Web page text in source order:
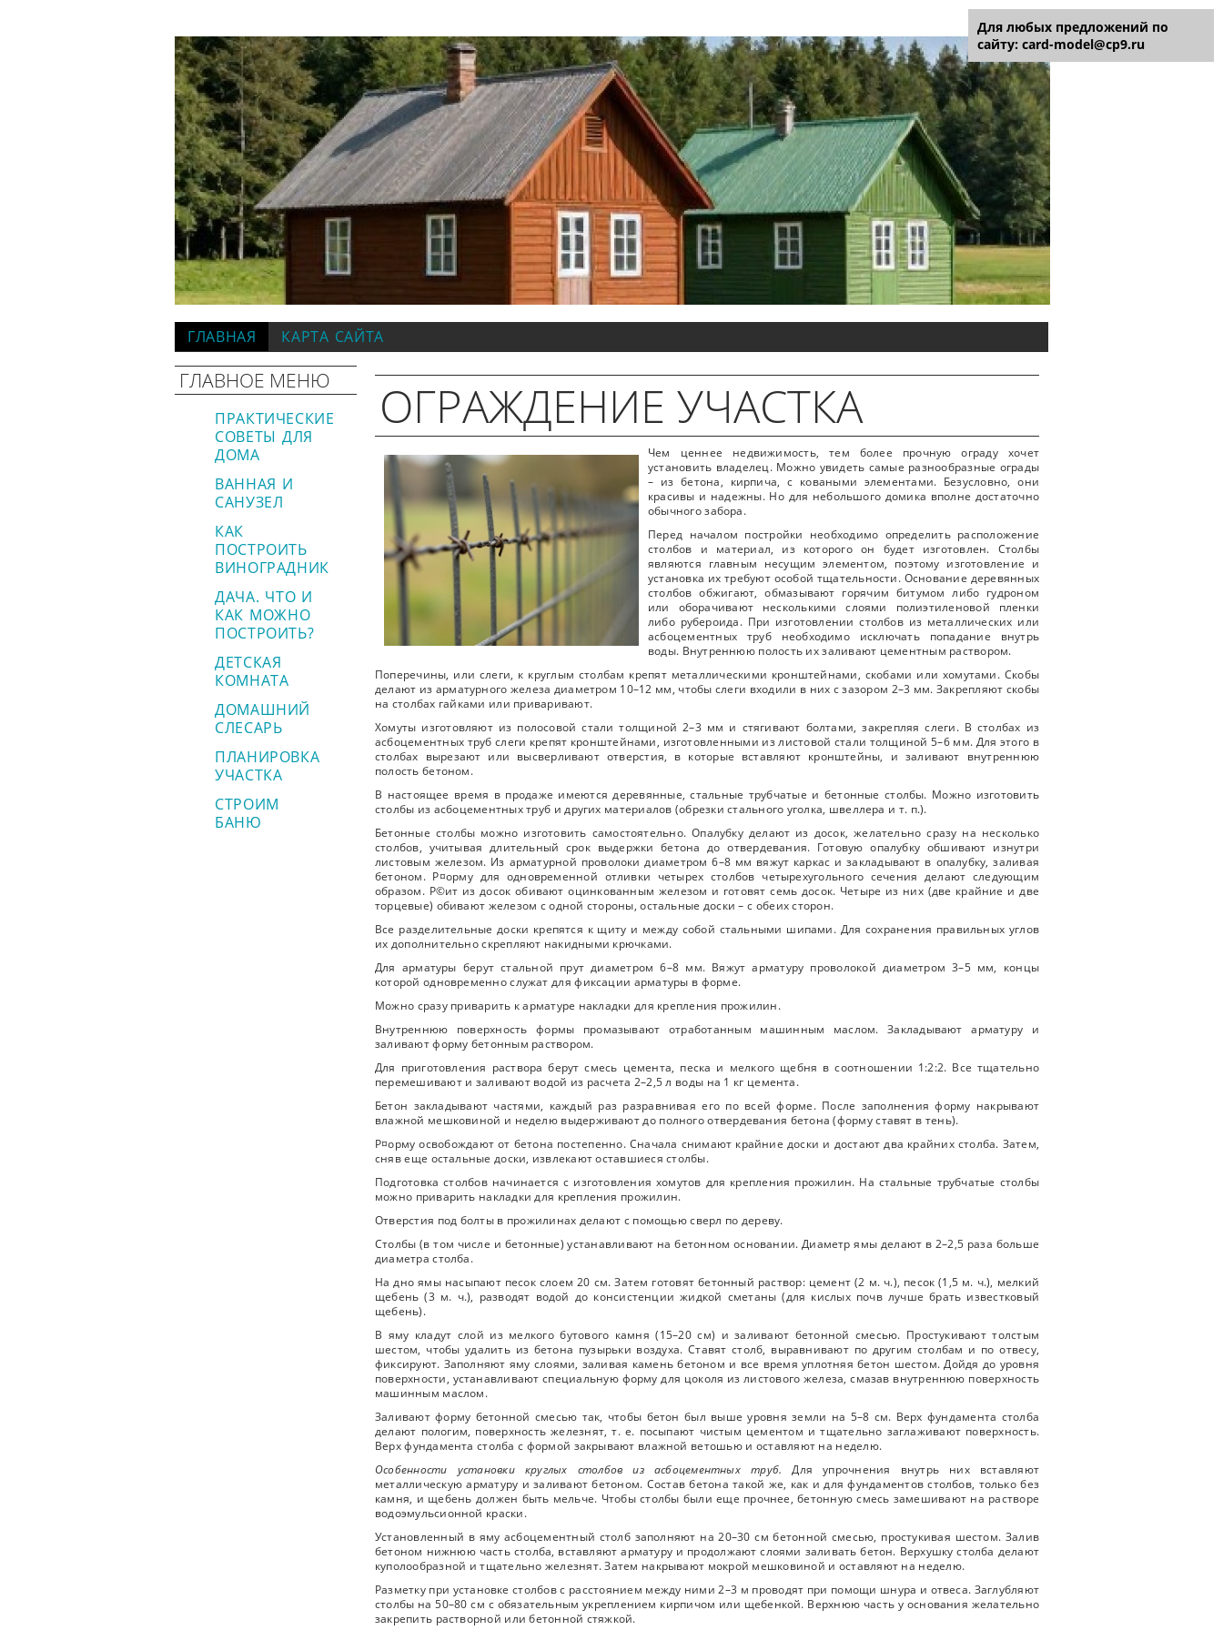
ГЛАВНАЯ КАРТА САЙТА
ГЛАВНОЕ МЕНЮ
ПРАКТИЧЕСКИЕ
СОВЕТЫ ДЛЯ
ДОМА
ВАННАЯ И
САНУЗЕЛ
КАК
ПОСТРОИТЬ
ВИНОГРАДНИК
ДАЧА. ЧТО И
КАК МОЖНО
ПОСТРОИТЬ?
ДЕТСКАЯ
КОМНАТА
ДОМАШНИЙ
СЛЕСАРЬ
ПЛАНИРОВКА
УЧАСТКА
СТРОИМ
БАНЮ
ОГРАЖДЕНИЕ УЧАСТКА
Чем ценнее недвижимость, тем более прочную ограду хочет
установить владелец. Можно увидеть самые разнообразные ограды
– из бетона, кирпича, с коваными элементами. Безусловно, они
красивы и надежны. Но для небольшого домика вполне достаточно
обычного забора.
Перед началом постройки необходимо определить расположение
столбов и материал, из которого он будет изготовлен. Столбы
являются главным несущим элементом, поэтому изготовление и
установка их требуют особой тщательности. Основание деревянных
столбов обжигают, обмазывают горячим битумом либо гудроном
или оборачивают несколькими слоями полиэтиленовой пленки
либо рубероида. При изготовлении столбов из металлических или
асбоцементных труб необходимо исключать попадание внутрь
воды. Внутреннюю полость их заливают цементным раствором.
Поперечины, или слеги, к круглым столбам крепят металлическими кронштейнами, скобами или хомутами. Скобы
делают из арматурного железа диаметром 10–12 мм, чтобы слеги входили в них с зазором 2–3 мм. Закрепляют скобы
на столбах гайками или приваривают.
Хомуты изготовляют из полосовой стали толщиной 2–3 мм и стягивают болтами, закрепляя слеги. В столбах из
асбоцементных труб слеги крепят кронштейнами, изготовленными из листовой стали толщиной 5–6 мм. Для этого в
столбах вырезают или высверливают отверстия, в которые вставляют кронштейны, и заливают внутреннюю
полость бетоном.
В настоящее время в продаже имеются деревянные, стальные трубчатые и бетонные столбы. Можно изготовить
столбы из асбоцементных труб и других материалов (обрезки стального уголка, швеллера и т. п.).
Бетонные столбы можно изготовить самостоятельно. Опалубку делают из досок, желательно сразу на несколько
столбов, учитывая длительный срок выдержки бетона до отвердевания. Готовую опалубку обшивают изнутри
листовым железом. Из арматурной проволоки диаметром 6–8 мм вяжут каркас и закладывают в опалубку, заливая
бетоном. Р¤орму для одновременной отливки четырех столбов четырехугольного сечения делают следующим
образом. Р©ит из досок обивают оцинкованным железом и готовят семь досок. Четыре из них (две крайние и две
торцевые) обивают железом с одной стороны, остальные доски – с обеих сторон.
Все разделительные доски крепятся к щиту и между собой стальными шипами. Для сохранения правильных углов
их дополнительно скрепляют накидными крючками.
Для арматуры берут стальной прут диаметром 6–8 мм. Вяжут арматуру проволокой диаметром 3–5 мм, концы
которой одновременно служат для фиксации арматуры в форме.
Можно сразу приварить к арматуре накладки для крепления прожилин.
Внутреннюю поверхность формы промазывают отработанным машинным маслом. Закладывают арматуру и
заливают форму бетонным раствором.
Для приготовления раствора берут смесь цемента, песка и мелкого щебня в соотношении 1:2:2. Все тщательно
перемешивают и заливают водой из расчета 2–2,5 л воды на 1 кг цемента.
Бетон закладывают частями, каждый раз разравнивая его по всей форме. После заполнения форму накрывают
влажной мешковиной и неделю выдерживают до полного отвердевания бетона (форму ставят в тень).
Р¤орму освобождают от бетона постепенно. Сначала снимают крайние доски и достают два крайних столба. Затем,
сняв еще остальные доски, извлекают оставшиеся столбы.
Подготовка столбов начинается с изготовления хомутов для крепления прожилин. На стальные трубчатые столбы
можно приварить накладки для крепления прожилин.
Отверстия под болты в прожилинах делают с помощью сверл по дереву.
Столбы (в том числе и бетонные) устанавливают на бетонном основании. Диаметр ямы делают в 2–2,5 раза больше
диаметра столба.
На дно ямы насыпают песок слоем 20 см. Затем готовят бетонный раствор: цемент (2 м. ч.), песок (1,5 м. ч.), мелкий
щебень (3 м. ч.), разводят водой до консистенции жидкой сметаны (для кислых почв лучше брать известковый
щебень).
В яму кладут слой из мелкого бутового камня (15–20 см) и заливают бетонной смесью. Простукивают толстым
шестом, чтобы удалить из бетона пузырьки воздуха. Ставят столб, выравнивают по другим столбам и по отвесу,
фиксируют. Заполняют яму слоями, заливая камень бетоном и все время уплотняя бетон шестом. Дойдя до уровня
поверхности, устанавливают специальную форму для цоколя из листового железа, смазав внутреннюю поверхность
машинным маслом.
Заливают форму бетонной смесью так, чтобы бетон был выше уровня земли на 5–8 см. Верх фундамента столба
делают пологим, поверхность железнят, т. е. посыпают чистым цементом и тщательно заглаживают поверхность.
Верх фундамента столба с формой закрывают влажной ветошью и оставляют на неделю.
Особенности установки круглых столбов из асбоцементных труб. Для упрочнения внутрь них вставляют
металлическую арматуру и заливают бетоном. Состав бетона такой же, как и для фундаментов столбов, только без
камня, и щебень должен быть мельче. Чтобы столбы были еще прочнее, бетонную смесь замешивают на растворе
водоэмульсионной краски.
Установленный в яму асбоцементный столб заполняют на 20–30 см бетонной смесью, простукивая шестом. Залив
бетоном нижнюю часть столба, вставляют арматуру и продолжают слоями заливать бетон. Верхушку столба делают
куполообразной и тщательно железнят. Затем накрывают мокрой мешковиной и оставляют на неделю.
Разметку при установке столбов с расстоянием между ними 2–3 м проводят при помощи шнура и отвеса. Заглубляют
столбы на 50–80 см с обязательным укреплением кирпичом или щебенкой. Верхнюю часть у основания желательно
закрепить растворной или бетонной стяжкой.
Для любых предложений по
сайту: card-model@cp9.ru